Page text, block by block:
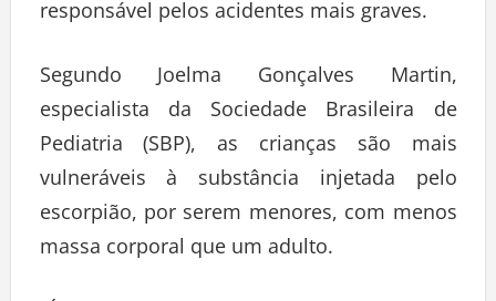
responsável pelos acidentes mais graves.
Segundo Joelma Gonçalves Martin,
especialista da Sociedade Brasileira de
Pediatria (SBP), as crianças são mais
vulneráveis à substância injetada pelo
escorpião, por serem menores, com menos
massa corporal que um adulto.